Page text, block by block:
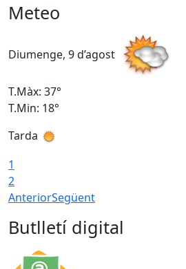
Meteo
Diumenge, 9 d’agost
T.Màx: 37°
T.Min: 18°
Tarda
1
2
AnteriorSegüent
Butlletí digital